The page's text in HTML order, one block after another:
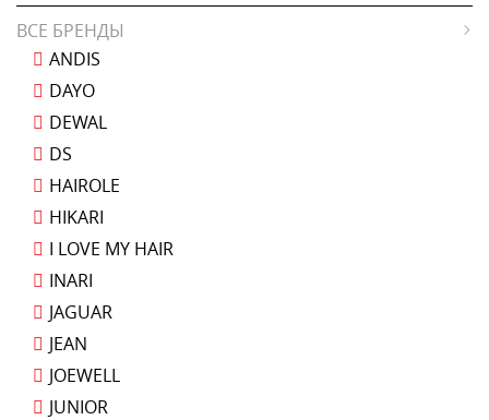
ВСЕ БРЕНДЫ
ANDIS
DAYO
DEWAL
DS
HAIROLE
HIKARI
I LOVE MY HAIR
INARI
JAGUAR
JEAN
JOEWELL
JUNIOR